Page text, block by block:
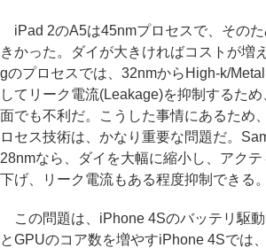
iPad 2のA5は45nmプロセスで、その
きかった。ダイが大きければコストが増
gのプロセスでは、32nmからHigh-k/
してリーク電流(Leakage)を抑制するた
面でも不利だ。こうした事情にあるため
ロセス技術は、かなり重要な問題だ。
28nmなら、ダイを大幅に縮小し、アク
下げ、リーク電流もある程度抑制できる。
この問題は、iPhone 4Sのバッテリ駆
とGPUのコア数を増やすiPhone 4Sでは